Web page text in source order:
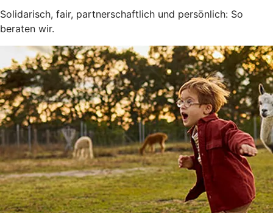
Solidarisch, fair, partnerschaftlich und persönlich: So
beraten wir.